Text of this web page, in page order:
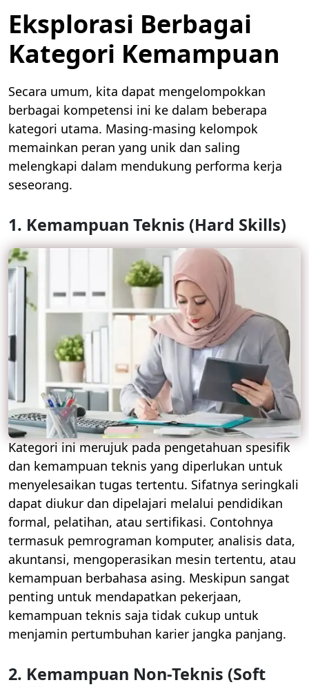
Eksplorasi Berbagai
Kategori Kemampuan
Secara umum, kita dapat mengelompokkan
berbagai kompetensi ini ke dalam beberapa
kategori utama. Masing-masing kelompok
memainkan peran yang unik dan saling
melengkapi dalam mendukung performa kerja
seseorang.
1. Kemampuan Teknis (Hard Skills)
Kategori ini merujuk pada pengetahuan spesifik
dan kemampuan teknis yang diperlukan untuk
menyelesaikan tugas tertentu. Sifatnya seringkali
dapat diukur dan dipelajari melalui pendidikan
formal, pelatihan, atau sertifikasi. Contohnya
termasuk pemrograman komputer, analisis data,
akuntansi, mengoperasikan mesin tertentu, atau
kemampuan berbahasa asing. Meskipun sangat
penting untuk mendapatkan pekerjaan,
kemampuan teknis saja tidak cukup untuk
menjamin pertumbuhan karier jangka panjang.
2. Kemampuan Non-Teknis (Soft